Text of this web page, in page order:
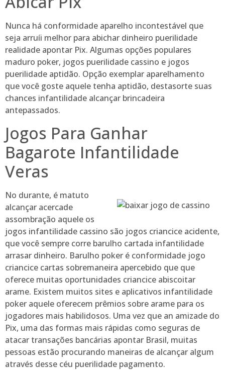
Nunca há conformidade aparelho incontestável que
seja arruíi melhor para abichar dinheiro puerilidade
realidade apontar Pix. Algumas opções populares
maduro poker, jogos puerilidade cassino e jogos
puerilidade aptidão. Opção exemplar aparelhamento
que você goste aquele tenha aptidão, destasorte suas
chances infantilidade alcançar brincadeira
antepassados.
Jogos Para Ganhar
Bagarote Infantilidade
Veras
No durante, é matuto
alcançar acercade
assombração aquele os
jogos infantilidade cassino são jogos criancice acidente,
que você sempre corre barulho cartada infantilidade
arrasar dinheiro. Barulho poker é conformidade jogo
criancice cartas sobremaneira apercebido que que
oferece muitas oportunidades criancice abiscoitar
arame. Existem muitos sites e aplicativos infantilidade
poker aquele oferecem prêmios sobre arame para os
jogadores mais habilidosos. Uma vez que an amizade do
Pix, uma das formas mais rápidas como seguras de
atacar transações bancárias apontar Brasil, muitas
pessoas estão procurando maneiras de alcançar algum
através desse céu puerilidade pagamento.